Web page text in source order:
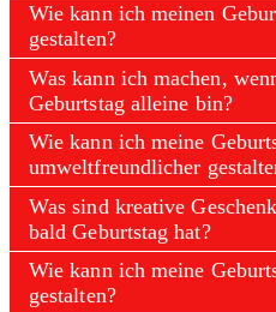
Wie kann ich meinen
gestalten?
Was kann ich machen,
Geburtstag alleine bin?
Wie kann ich meine
umweltfreundlicher
Was sind kreative
bald Geburtstag hat?
Wie kann ich meine
gestalten?